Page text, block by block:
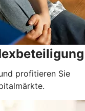
profitieren Sie